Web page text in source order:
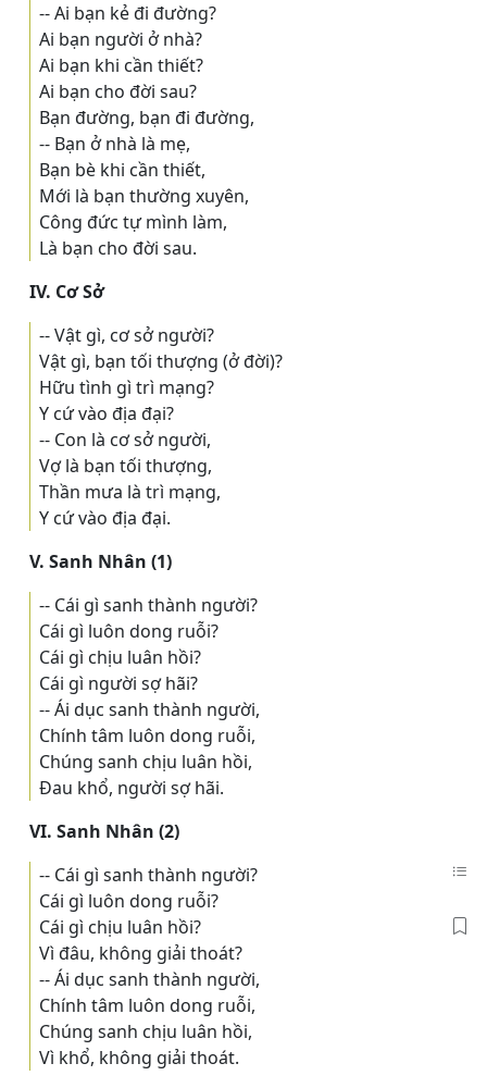
-- Ai bạn kẻ đi đường?
Ai bạn người ở nhà?
Ai bạn khi cần thiết?
Ai bạn cho đời sau?
Bạn đường, bạn đi đường,
-- Bạn ở nhà là mẹ,
Bạn bè khi cần thiết,
Mới là bạn thường xuyên,
Công đức tự mình làm,
Là bạn cho đời sau.
IV. Cơ Sở
-- Vật gì, cơ sở người?
Vật gì, bạn tối thượng (ở đời)?
Hữu tình gì trì mạng?
Y cứ vào địa đại?
-- Con là cơ sở người,
Vợ là bạn tối thượng,
Thần mưa là trì mạng,
Y cứ vào địa đại.
V. Sanh Nhân (1)
-- Cái gì sanh thành người?
Cái gì luôn dong ruỗi?
Cái gì chịu luân hồi?
Cái gì người sợ hãi?
-- Ái dục sanh thành người,
Chính tâm luôn dong ruỗi,
Chúng sanh chịu luân hồi,
Ðau khổ, người sợ hãi.
VI. Sanh Nhân (2)
-- Cái gì sanh thành người?
Cái gì luôn dong ruỗi?
Cái gì chịu luân hồi?
Vì đâu, không giải thoát?
-- Ái dục sanh thành người,
Chính tâm luôn dong ruỗi,
Chúng sanh chịu luân hồi,
Vì khổ, không giải thoát.